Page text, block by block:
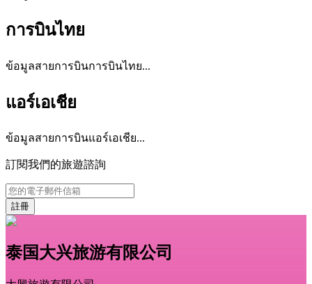
การบินไทย
ข้อมูลสายการบินการบินไทย...
แอร์เอเชีย
ข้อมูลสายการบินแอร์เอเชีย...
訂閱我們的旅遊諮詢
註冊
泰国大兴旅游有限公司